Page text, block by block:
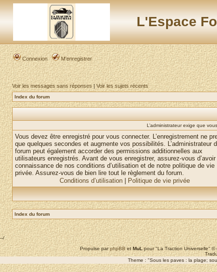
L'Espace
Connexion M’enregistrer
Voir les messages sans réponses|Voir les sujets récents
Index du forum
L’administrateur exige que
Vous devez être enregistré pour vous connecter. L’enregistrement ne
que quelques secondes et augmente vos possibilités. L’administrateur
forum peut également accorder des permissions additionnelles aux
utilisateurs enregistrés. Avant de vous enregistrer, assurez-vous
connaissance de nos conditions d’utilisation et de notre politique de vie
privée. Assurez-vous de bien lire tout le règlement du forum.
Conditions d’utilisation
Politique de vie privée
Index du forum
--/
Propulse parphpBBetMuLpour "La Traction Universelle"
Theme : "Sous les paves : la plage;